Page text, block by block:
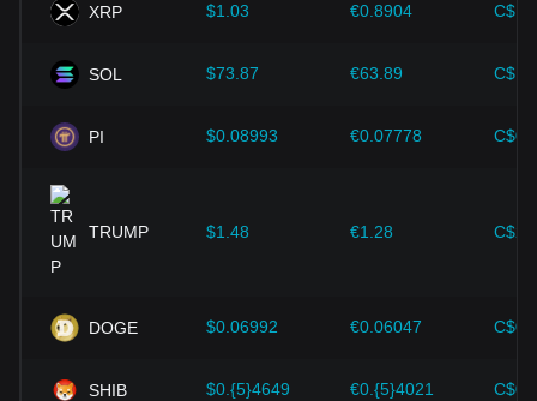
そして拡張ソリューションやセキュリティの強化など、暗号
のような暗号資産の価値向上を強力に支えてきました。
解しなければなりません。これらの要因を考慮した上で、投
資家は今後のDogecoinの価格変動を注意深く観察し、進化す
XRP $1.03 €0.8904
SOL $73.87 €63.89
PI $0.08993 €0.07778
TRUMP $1.48 €1.28
DOGE $0.06992 €0.06047
SHIB $0.{5}4649 €0.{5}4021